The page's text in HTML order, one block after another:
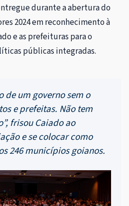
durante a abertura do
2024 em reconhecimento à
e as prefeituras para o
públicas integradas.
de um governo sem o
e prefeitas. Não tem
frisou Caiado ao
e se colocar como
246 municípios goianos.